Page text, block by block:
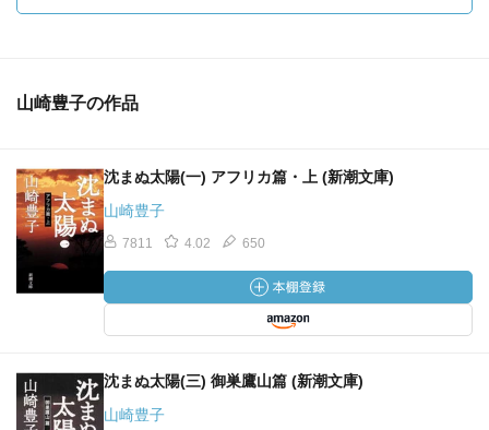
山崎豊子の作品
沈まぬ太陽(一) アフリカ篇・上 (新潮文庫)
山崎豊子
7811 4.02 650
沈まぬ太陽(三) 御巣鷹山篇 (新潮文庫)
山崎豊子